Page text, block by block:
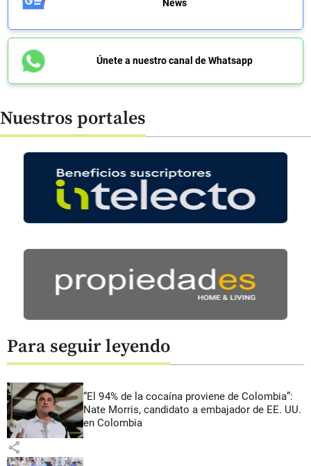
News
Únete a nuestro canal de Whatsapp
Nuestros portales
Para seguir leyendo
“El 94% de la cocaína proviene de Colombia”:
Nate Morris, candidato a embajador de EE. UU.
en Colombia
share